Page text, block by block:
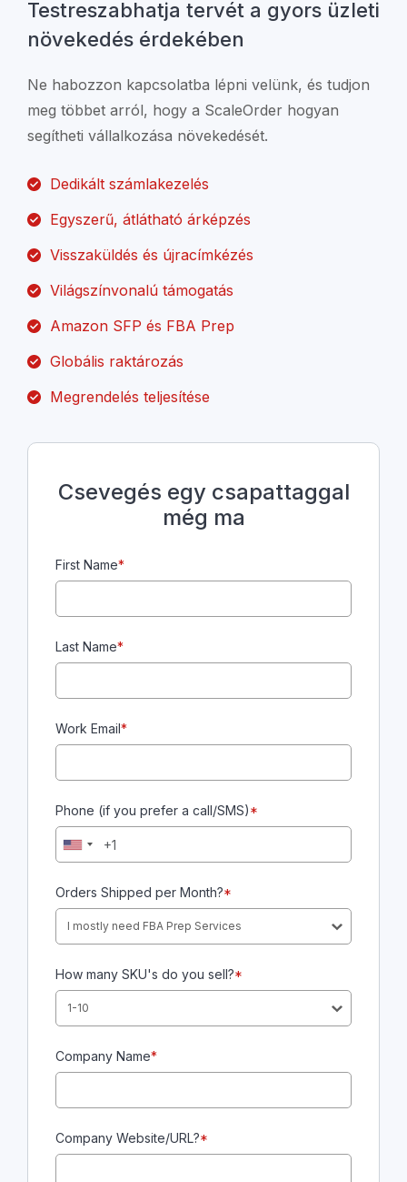
Testreszabhatja tervét a gyors üzleti
növekedés érdekében
Ne habozzon kapcsolatba lépni velünk, és tudjon
meg többet arról, hogy a ScaleOrder hogyan
segítheti vállalkozása növekedését.
Dedikált számlakezelés
Egyszerű, átlátható árképzés
Visszaküldés és újracímkézés
Világszínvonalú támogatás
Amazon SFP és FBA Prep
Globális raktározás
Megrendelés teljesítése
Csevegés egy csapattaggal
még ma
First Name*
Last Name*
Work Email*
Phone (if you prefer a call/SMS)*
Orders Shipped per Month?*
I mostly need FBA Prep Services
How many SKU's do you sell?*
1-10
Company Name*
Company Website/URL?*